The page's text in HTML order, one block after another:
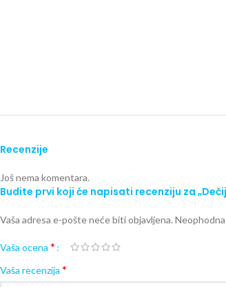
Recenzije
Još nema komentara.
Budite prvi koji će napisati recenziju za
Vaša adresa e-pošte neće biti objavljena.
Vaša ocena *
Vaša recenzija *